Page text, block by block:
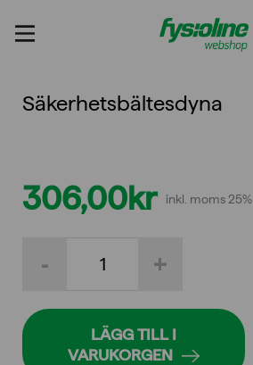
innehållet
Säkerhetsbältesdyna
306,00kr inkl. moms 25%
+
-
LÄGG TILL I
VARUKORGEN